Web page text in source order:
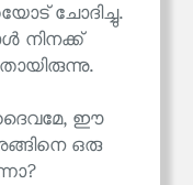
ചോദിച്ചു.
നിനക്ക്
ദൈവമേ, ഈ
ഒരു